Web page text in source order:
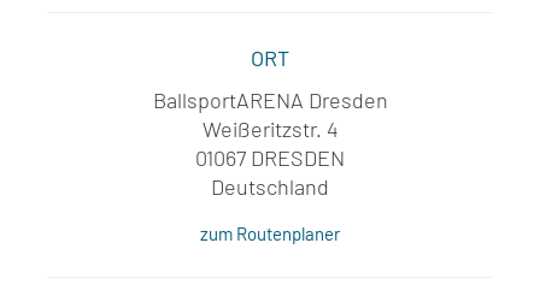
ORT
BallsportARENA Dresden
Weißeritzstr. 4
01067 DRESDEN
Deutschland
zum Routenplaner